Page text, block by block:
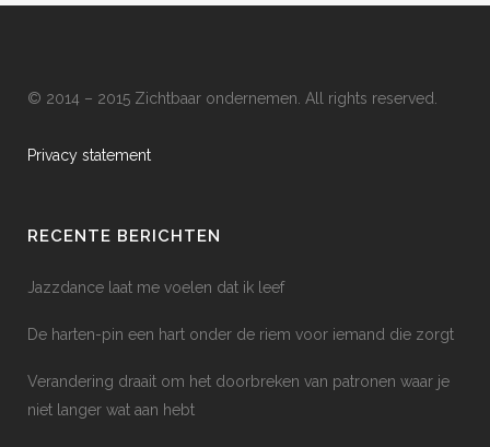
© 2014 – 2015 Zichtbaar ondernemen. All rights reserved.
Privacy statement
RECENTE BERICHTEN
Jazzdance laat me voelen dat ik leef
De harten-pin een hart onder de riem voor iemand die zorgt
Verandering draait om het doorbreken van patronen waar je
niet langer wat aan hebt